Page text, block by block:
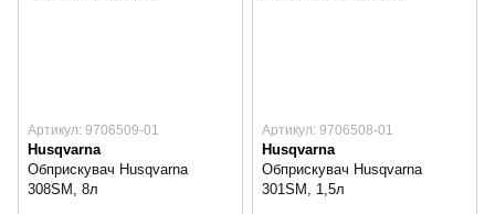
Артикул: 9706509-01
Husqvarna
Обприскувач Husqvarna
308SM, 8л
Артикул: 9706508-01
Husqvarna
Обприскувач Husqvarna
301SM, 1,5л